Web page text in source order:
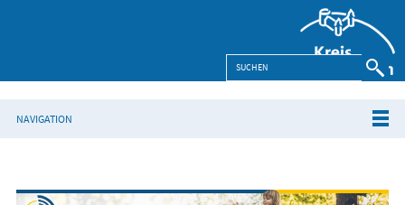
NAVIGATION